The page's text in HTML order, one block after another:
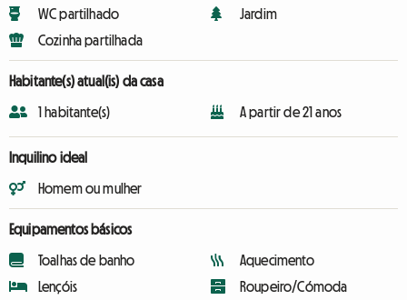
WC partilhado
Cozinha partilhada
Jardim
Habitante(s) atual(is) da casa
1 habitante(s) A partir de 21 anos
Inquilino ideal
Homem ou mulher
Equipamentos básicos
Toalhas de banho
Lençóis
Aquecimento
Roupeiro/Cómoda